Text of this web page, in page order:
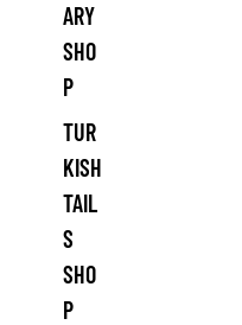
ARY
SHO
P
TUR
KISH
TAIL
S
SHO
P